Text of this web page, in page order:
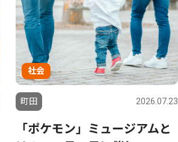
社会
町田 2026.07.23
「ポケモン」ミュージアムと